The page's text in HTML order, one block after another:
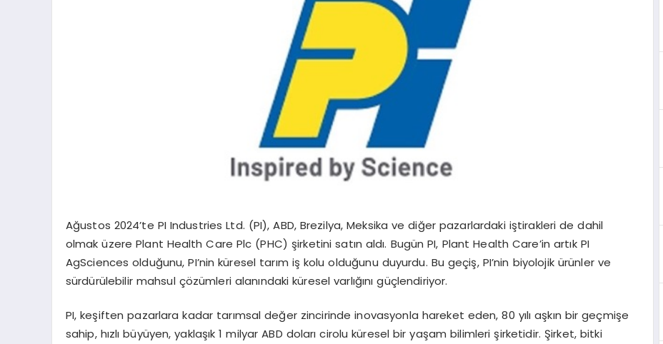
Ağustos 2024’te PI Industries Ltd. (PI), ABD, Brezilya, Meksika ve diğer pazarlardaki iştirakleri de dahil
olmak üzere Plant Health Care Plc (PHC) şirketini satın aldı. Bugün PI, Plant Health Care’in artık PI
AgSciences olduğunu, PI’nin küresel tarım iş kolu olduğunu duyurdu. Bu geçiş, PI’nin biyolojik ürünler ve
sürdürülebilir mahsul çözümleri alanındaki küresel varlığını güçlendiriyor.
PI, keşiften pazarlara kadar tarımsal değer zincirinde inovasyonla hareket eden, 80 yılı aşkın bir geçmişe
sahip, hızlı büyüyen, yaklaşık 1 milyar ABD doları cirolu küresel bir yaşam bilimleri şirketidir. Şirket, bitki